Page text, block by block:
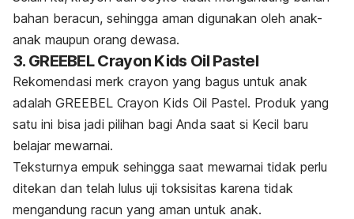
bahan beracun, sehingga aman digunakan oleh anak-
anak maupun orang dewasa.
3. GREEBEL Crayon Kids Oil Pastel
Rekomendasi merk crayon yang bagus untuk anak
adalah GREEBEL Crayon Kids Oil Pastel. Produk yang
satu ini bisa jadi pilihan bagi Anda saat si Kecil baru
belajar mewarnai.
Teksturnya empuk sehingga saat mewarnai tidak perlu
ditekan dan telah lulus uji toksisitas karena tidak
mengandung racun yang aman untuk anak.